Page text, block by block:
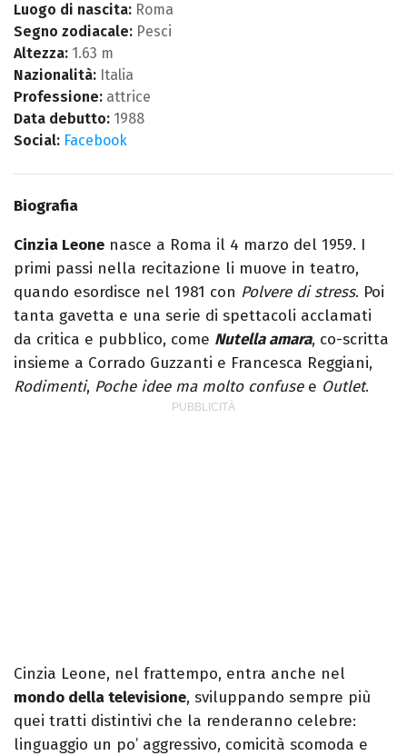
Luogo di nascita: Roma
Segno zodiacale: Pesci
Altezza: 1.63 m
Nazionalità: Italia
Professione: attrice
Data debutto: 1988
Social: Facebook
Biografia
Cinzia Leone nasce a Roma il 4 marzo del 1959. I
primi passi nella recitazione li muove in teatro,
quando esordisce nel 1981 con Polvere di stress. Poi
tanta gavetta e una serie di spettacoli acclamati
da critica e pubblico, come Nutella amara, co-scritta
insieme a Corrado Guzzanti e Francesca Reggiani,
Rodimenti, Poche idee ma molto confusee Outlet.
Cinzia Leone, nel frattempo, entra anche nel
mondo della televisione, sviluppando sempre più
quei tratti distintivi che la renderanno celebre:
linguaggio un po’ aggressivo, comicità scomoda e